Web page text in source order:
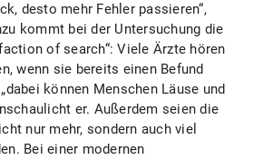
desto mehr Fehler passieren“,
kommt bei der Untersuchung die
of search“: Viele Ärzte hören
wenn sie bereits einen Befund
können Menschen Läuse und
er. Außerdem seien die
nur mehr, sondern auch viel
Bei einer modernen